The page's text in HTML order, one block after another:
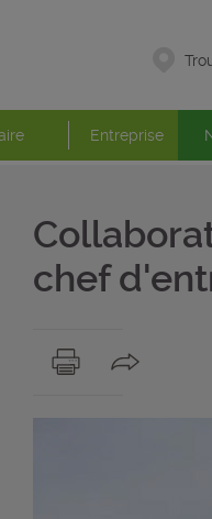
Entreprise
chef